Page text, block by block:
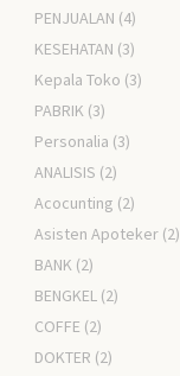
PENJUALAN (4)
KESEHATAN (3)
Kepala Toko (3)
PABRIK (3)
Personalia (3)
ANALISIS (2)
Acocunting (2)
Asisten Apoteker (2)
BANK (2)
BENGKEL (2)
COFFE (2)
DOKTER (2)